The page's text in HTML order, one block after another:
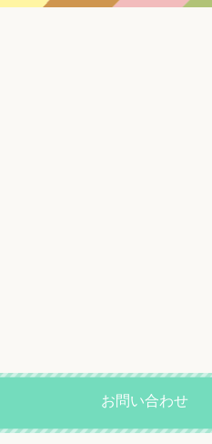
お問い合わせ